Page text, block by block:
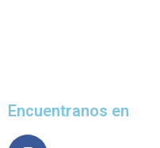
Encuentranos en